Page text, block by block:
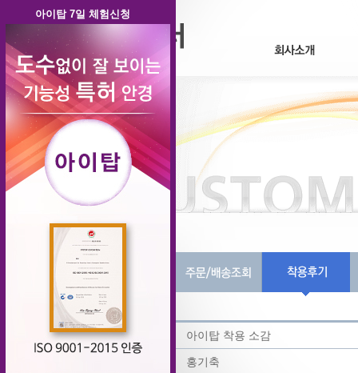
아이탑 7일 체험신청
제목 아이탑 착용 소감
홍기축